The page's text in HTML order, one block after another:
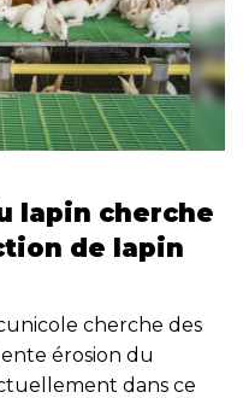
lapin cherche
de lapin
cherche des
érosion du
dans ce